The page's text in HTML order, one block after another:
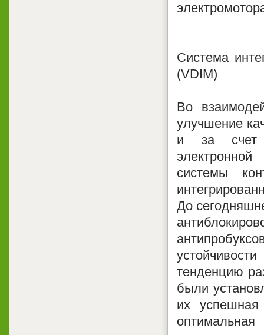
Система
(VDIM)
Во
улучшение
и за счет
системы
До
тенденцию
были
их успешная